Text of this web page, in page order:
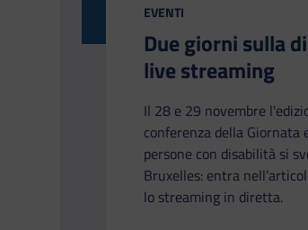
CATEGORIA:
EVENTI
Due giorni sulla
live streaming
Il 28 e 29 novembre
conferenza della Giornata
persone con disabilità si
Bruxelles: entra
lo streaming in diretta.